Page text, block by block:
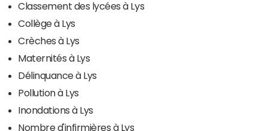
Classement des lycées à Lys
Collège à Lys
Crèches à Lys
Maternités à Lys
Délinquance à Lys
Pollution à Lys
Inondations à Lys
Nombre d'infirmières à Lys